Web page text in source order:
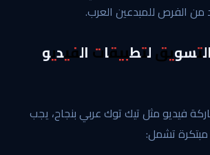
من الفرص للمبدعين العرب.
لتطبيقات الفيديو
فيديو مثل تيك توك عربي بنجاح، يجب
مبتكرة تشمل: